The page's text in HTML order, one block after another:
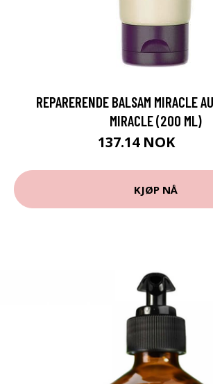
REPARERENDE BALSAM MIRACLE
MIRACLE (200 ML)
137.14 NOK
KJØP NÅ